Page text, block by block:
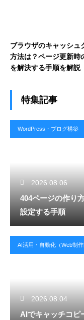
ブラウザのキャッシュ
方法は？ページ更新時
を解決する手順を解説
特集記事
WordPress・ブログ構築
2026.08.06
404ページの作り
設定する手順
AI活用・自動化（Web制作
2026.08.04
AIでキャッチコピ